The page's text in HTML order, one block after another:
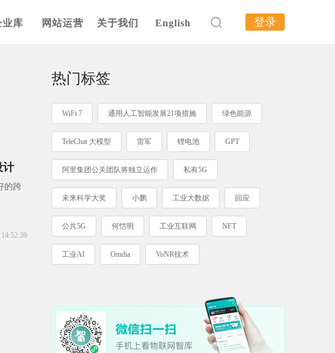
业库 网站运营 关于我们 English 登录
计
的跨
热门标签
WiFi 7 通用人工智能发展21项措施 绿色能源
TeleChat 大模型 雷军 锂电池 GPT
阿里集团公关团队将独立运作 私有5G
未来科学大奖 小鹏 工业大数据 回应
公共5G 何恺明 工业互联网 NFT
工业AI Omdia VoNR技术